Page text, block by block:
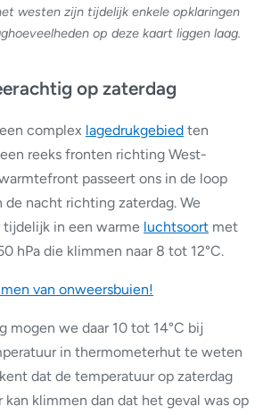
westen zijn tijdelijk enkele opklaringen
op deze kaart liggen laag.
op zaterdag
complex lagedrukgebied ten
reeks fronten richting West-
passeert ons in de loop
de nacht richting zaterdag. We
tijdelijk in een warme luchtsoort met
hPa die klimmen naar 8 tot 12°C.
van onweersbuien!
mogen we daar 10 tot 14°C bij
in thermometerhut te weten
dat de temperatuur op zaterdag
klimmen dan dat het geval was op